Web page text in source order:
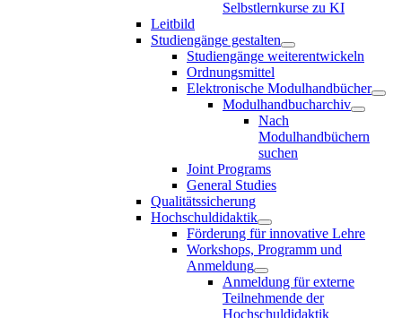
Selbstlernkurse zu KI
Leitbild
Studiengänge gestalten
Studiengänge weiterentwickeln
Ordnungsmittel
Elektronische Modulhandbücher
Modulhandbucharchiv
Nach
Modulhandbüchern
suchen
Joint Programs
General Studies
Qualitätssicherung
Hochschuldidaktik
Förderung für innovative Lehre
Workshops, Programm und
Anmeldung
Anmeldung für externe
Teilnehmende der
Hochschuldidaktik